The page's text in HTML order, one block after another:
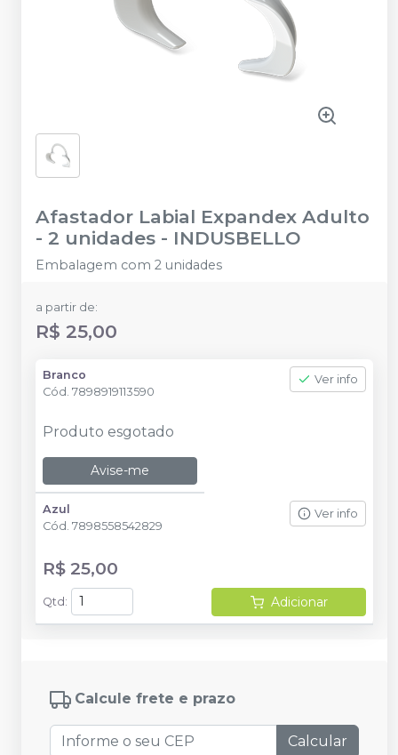
Afastador Labial Expandex Adulto
- 2 unidades - INDUSBELLO
Embalagem com 2 unidades
a partir de:
R$ 25,00
Branco
Cód. 7898919113590
Ver info
Produto esgotado
Avise-me
Azul
Cód. 7898558542829
Ver info
R$ 25,00
Qtd : Adicionar
Calcule frete e prazo
Calcular